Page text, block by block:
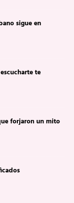
sigue en
te
forjaron un mito